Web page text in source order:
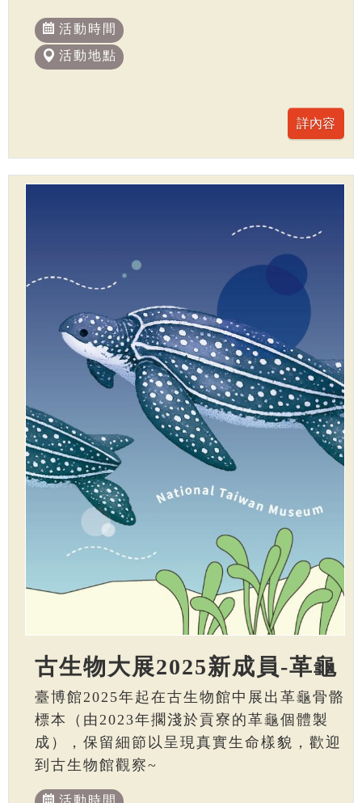
活動時間
活動地點
古生物大展2025新成員-革龜
臺博館2025年起在古生物館中展出革龜骨骼
標本（由2023年擱淺於貢寮的革龜個體製
成），保留細節以呈現真實生命樣貌，歡迎
到古生物館觀察~